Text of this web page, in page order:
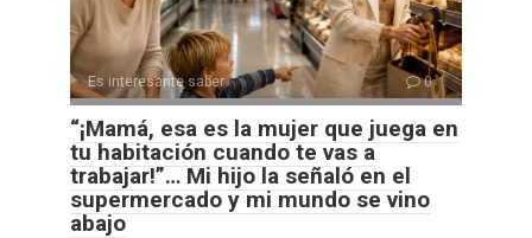
Es interesante saber 0
“¡Mamá, esa es la mujer que juega en
tu habitación cuando te vas a
trabajar!”… Mi hijo la señaló en el
supermercado y mi mundo se vino
abajo